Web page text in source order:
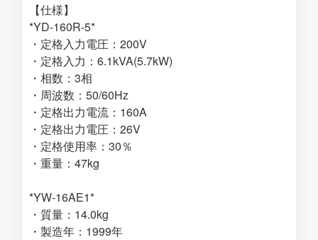
【仕様】
*YD-160R-5*
・定格入力電圧：200V
・定格入力：6.1kVA(5.7kW)
・相数：3相
・周波数：50/60Hz
・定格出力電流：160A
・定格出力電圧：26V
・定格使用率：30％
・重量：47kg
*YW-16AE1*
・質量：14.0kg
・製造年：1999年